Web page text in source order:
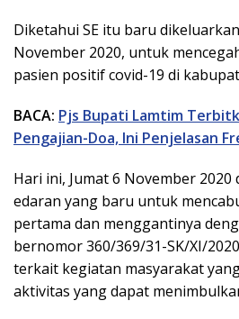
Diketahui SE itu baru
November 2020, untuk
pasien positif covid-19 di
BACA: Pjs Bupati Lamtim
Pengajian-Doa, Ini Penjelasan
Hari ini, Jumat 6 November
edaran yang baru untuk
pertama dan menggantinya
bernomor 360/369/31-SK/XI/
terkait kegiatan masyarakat
aktivitas yang dapat